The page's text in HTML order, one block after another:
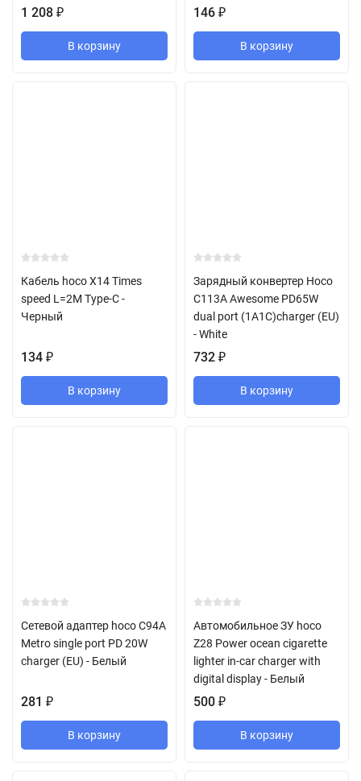
1 208 ₽
В корзину
146 ₽
В корзину
Кабель hoco X14 Times
speed L=2M Type-C -
Черный
134 ₽
В корзину
Зарядный конвертер Hoco
C113A Awesome PD65W
dual port (1A1C)charger (EU)
- White
732 ₽
В корзину
Сетевой адаптер hoco C94A
Metro single port PD 20W
charger (EU) - Белый
281 ₽
В корзину
Автомобильное ЗУ hoco
Z28 Power ocean cigarette
lighter in-car charger with
digital display - Белый
500 ₽
В корзину